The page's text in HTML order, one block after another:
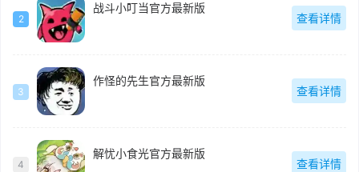
2
战斗小叮当官方最新版
查看详情
3
作怪的先生官方最新版
查看详情
4
解忧小食光官方最新版
查看详情